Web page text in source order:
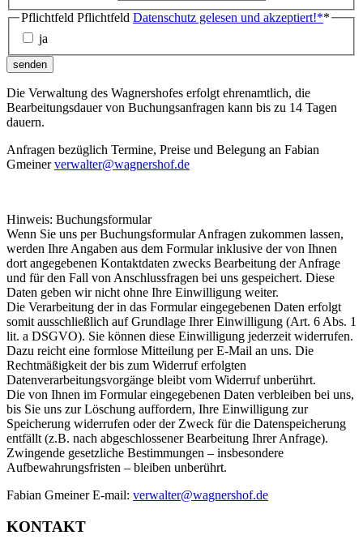
Pflichtfeld Pflichtfeld Datenschutz gelesen und akzeptiert!**
ja
senden
Die Verwaltung des Wagnershofes erfolgt ehrenamtlich, die
Bearbeitungsdauer von Buchungsanfragen kann bis zu 14 Tagen
dauern.
Anfragen bezüglich Termine, Preise und Belegung an Fabian
Gmeinerverwalter@wagnershof.de
Hinweis: Buchungsformular
Wenn Sie uns per Buchungsformular Anfragen zukommen lassen,
werden Ihre Angaben aus dem Formular inklusive der von Ihnen
dort angegebenen Kontaktdaten zwecks Bearbeitung der Anfrage
und für den Fall von Anschlussfragen bei uns gespeichert. Diese
Daten geben wir nicht ohne Ihre Einwilligung weiter.
Die Verarbeitung der in das Formular eingegebenen Daten erfolgt
somit ausschließlich auf Grundlage Ihrer Einwilligung (Art. 6 Abs. 1
lit. a DSGVO). Sie können diese Einwilligung jederzeit widerrufen.
Dazu reicht eine formlose Mitteilung per E-Mail an uns. Die
Rechtmäßigkeit der bis zum Widerruf erfolgten
Datenverarbeitungsvorgänge bleibt vom Widerruf unberührt.
Die von Ihnen im Formular eingegebenen Daten verbleiben bei uns,
bis Sie uns zur Löschung auffordern, Ihre Einwilligung zur
Speicherung widerrufen oder der Zweck für die Datenspeicherung
entfällt (z.B. nach abgeschlossener Bearbeitung Ihrer Anfrage).
Zwingende gesetzliche Bestimmungen – insbesondere
Aufbewahrungsfristen – bleiben unberührt.
Fabian Gmeiner E-mail: verwalter@wagnershof.de
KONTAKT